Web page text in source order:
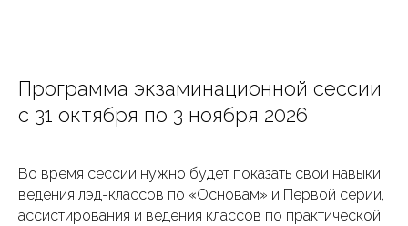
Программа экзаминационной сессии
с 31 октября по 3 ноября 2026
Во время сессии нужно будет показать свои навыки
ведения лэд-классов по «Основам» и Первой серии,
ассистирования и ведения классов по практической